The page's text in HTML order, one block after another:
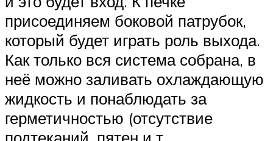
присоединяем боковой патрубок,
который будет играть роль выхода.
Как только вся система собрана, в
неё можно заливать охлаждающую
жидкость и понаблюдать за
герметичностью (отсутствие